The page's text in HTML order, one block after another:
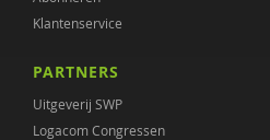
Klantenservice
PARTNERS
Uitgeverij SWP
Logacom Congressen